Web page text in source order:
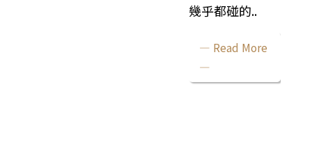
幾乎都碰的..
— Read More
—